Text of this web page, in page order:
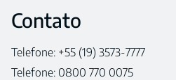
Contato
Telefone: +55 (19) 3573-7777
Telefone: 0800 770 0075